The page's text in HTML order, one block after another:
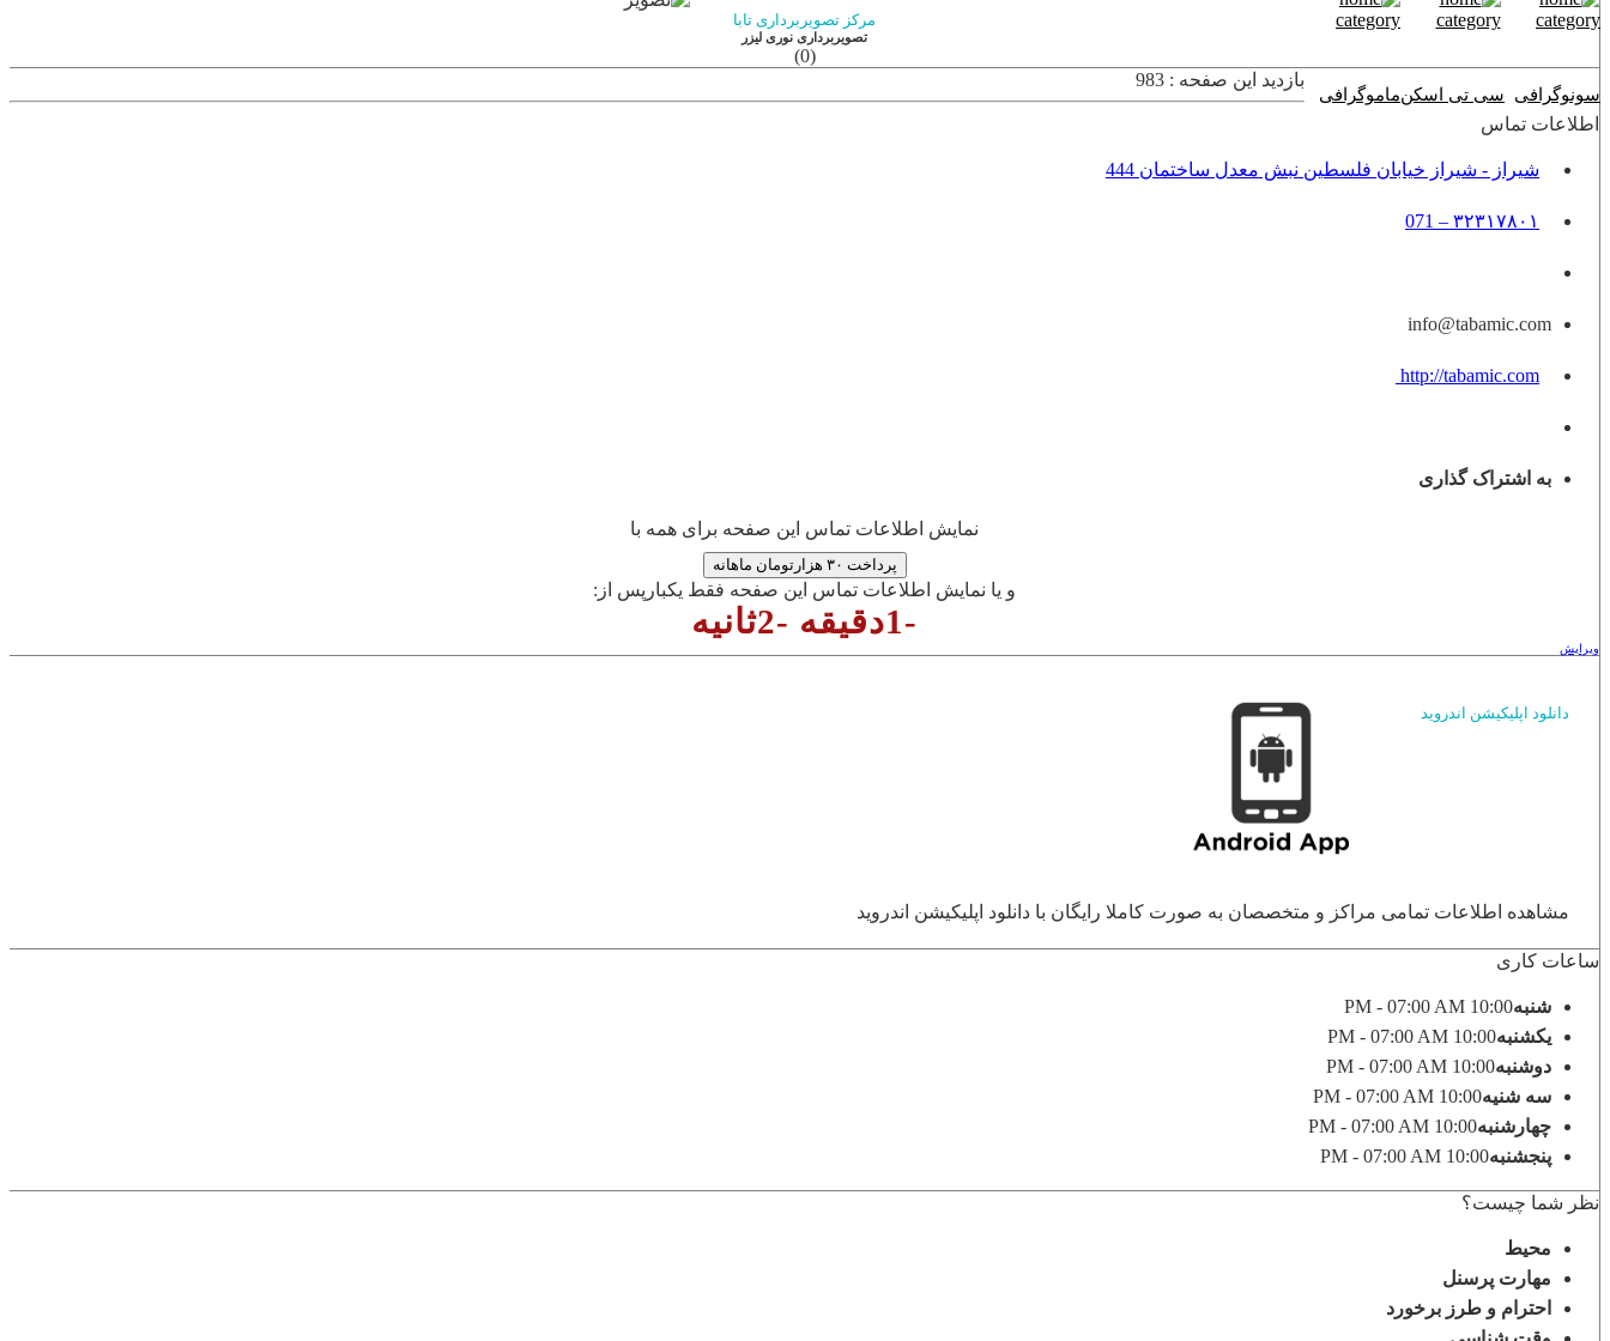
سونوگرافی سی تی اسکنماموگرافی
مرکز تصویربرداری تابا
تصویربرداری نوری لیزر
(0)
بازدید این صفحه : 983
اطلاعات تماس
شیراز - شیراز خیابان فلسطین نبش معدل ساختمان 444
۳۲۳۱۷۸۰۱ – 071
info@tabamic.com
http://tabamic.com
به اشتراک گذاری
نمایش اطلاعات تماس این صفحه برای همه با
پرداخت ۳۰ هزارتومان ماهانه
و یا نمایش اطلاعات تماس این صفحه فقط یکبارپس از:
-1دقیقه -2ثانیه
ویرایش
دانلود اپلیکیشن اندروید
مشاهده اطلاعات تمامی مراکز و متخصصان به صورت کاملا رایگان با دانلود اپلیکیشن اندروید
ساعات کاری
شنبه10:00 PM - 07:00 AM
یکشنبه10:00 PM - 07:00 AM
دوشنبه10:00 PM - 07:00 AM
سه شنیه10:00 PM - 07:00 AM
چهارشنبه10:00 PM - 07:00 AM
پنجشنبه10:00 PM - 07:00 AM
نظر شما چیست؟
محیط
مهارت پرسنل
احترام و طرز برخورد